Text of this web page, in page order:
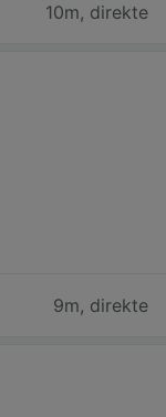
10m, direkte
9m, direkte